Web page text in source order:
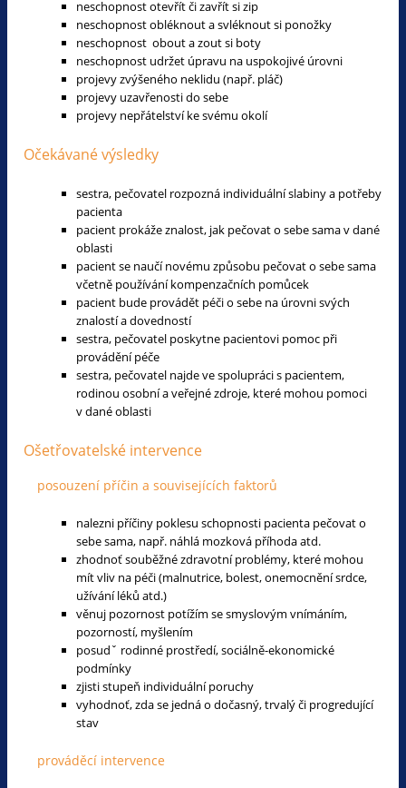
neschopnost otevřít či zavřít si zip
neschopnost obléknout a svléknout si ponožky
neschopnost obout a zout si boty
neschopnost udržet úpravu na uspokojivé úrovni
projevy zvýšeného neklidu (např. pláč)
projevy uzavřenosti do sebe
projevy nepřátelství ke svému okolí
Očekávané výsledky
sestra, pečovatel rozpozná individuální slabiny a potřeby
pacienta
pacient prokáže znalost, jak pečovat o sebe sama v dané
oblasti
pacient se naučí novému způsobu pečovat o sebe sama
včetně používání kompenzačních pomůcek
pacient bude provádět péči o sebe na úrovni svých
znalostí a dovedností
sestra, pečovatel poskytne pacientovi pomoc při
provádění péče
sestra, pečovatel najde ve spolupráci s pacientem,
rodinou osobní a veřejné zdroje, které mohou pomoci
v dané oblasti
Ošetřovatelské intervence
posouzení příčin a souvisejících faktorů
nalezni příčiny poklesu schopnosti pacienta pečovat o
sebe sama, např. náhlá mozková příhoda atd.
zhodnoť souběžné zdravotní problémy, které mohou
mít vliv na péči (malnutrice, bolest, onemocnění srdce,
užívání léků atd.)
věnuj pozornost potížím se smyslovým vnímáním,
pozorností, myšlením
posudˇ rodinné prostředí, sociálně-ekonomické
podmínky
zjisti stupeň individuální poruchy
vyhodnoť, zda se jedná o dočasný, trvalý či progredující
stav
prováděcí intervence